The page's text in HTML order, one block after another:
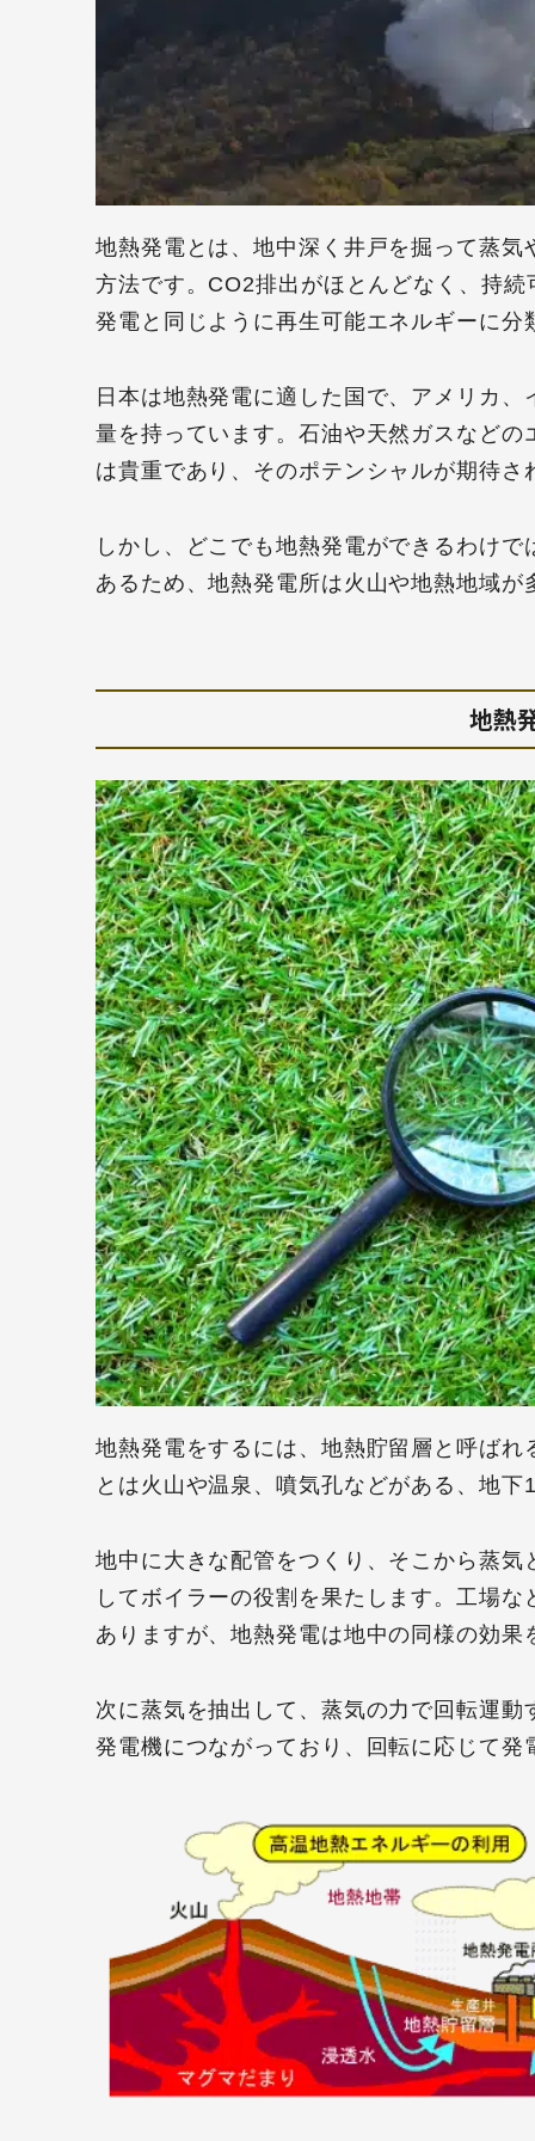
地熱発電とは、地中深く井戸を掘って蒸
方法です。CO2排出がほとんどなく、持
発電と同じように再生可能エネルギーに分
日本は地熱発電に適した国で、アメリカ
量を持っています。石油や天然ガスなど
は貴重であり、そのポテンシャルが期待さ
しかし、どこでも地熱発電ができるわけ
あるため、地熱発電所は火山や地熱地域
地熱
地熱発電をするには、地熱貯留層と呼ば
とは火山や温泉、噴気孔などがある、地
地中に大きな配管をつくり、そこから蒸
してボイラーの役割を果たします。工場
ありますが、地熱発電は地中の同様の効果
次に蒸気を抽出して、蒸気の力で回転運
発電機につながっており、回転に応じて発